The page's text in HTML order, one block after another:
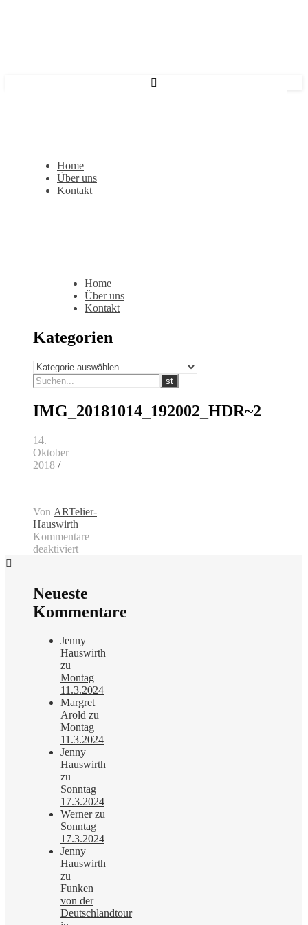
Home
Über uns
Kontakt
Home
Über uns
Kontakt
Kategorien
Kategorien
IMG_20181014_192002_HDR~2
14.
Oktober
2018 /
Von ARTelier-
Hauswirth
Kommentare
deaktiviert
Neueste
Kommentare
Jenny
Hauswirth
zu
Montag
11.3.2024
Margret
Arold zu
Montag
11.3.2024
Jenny
Hauswirth
zu
Sonntag
17.3.2024
Wernerzu
Sonntag
17.3.2024
Jenny
Hauswirth
zu
Funken
von der
Deutschlandtour